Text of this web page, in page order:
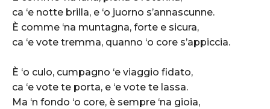
ca ‘e notte brilla, e ‘o juorno s’annascunne.
È comme ‘na muntagna, forte e sicura,
ca ‘e vote tremma, quanno ‘o core s’appiccia.
È ‘o culo, cumpagno ‘e viaggio fidato,
ca ‘e vote te porta, e ‘e vote te lassa.
Ma ‘n fondo ‘o core, è sempre ‘na gioia,